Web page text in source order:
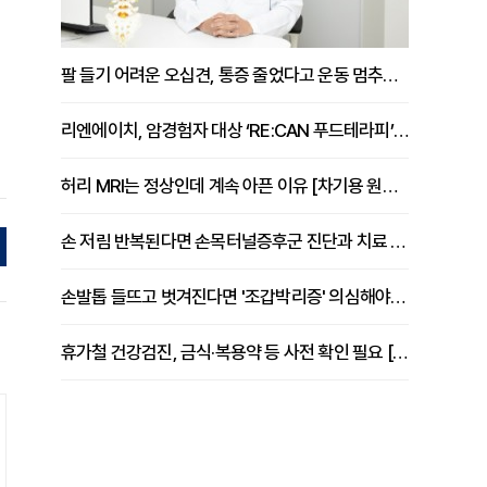
팔 들기 어려운 오십견, 통증 줄었다고 운동 멈추면 안 되는 이유 [이병욱 원장 칼럼]
리엔에이치, 암경험자 대상 ‘RE:CAN 푸드테라피’ 운영
허리 MRI는 정상인데 계속 아픈 이유 [차기용 원장 칼럼]
손 저림 반복된다면 손목터널증후군 진단과 치료 시기 살펴야 [김동현 원장 칼럼]
손발톱 들뜨고 벗겨진다면 '조갑박리증' 의심해야 [김철윤 원장 칼럼]
휴가철 건강검진, 금식·복용약 등 사전 확인 필요 [정도감 원장 칼럼]